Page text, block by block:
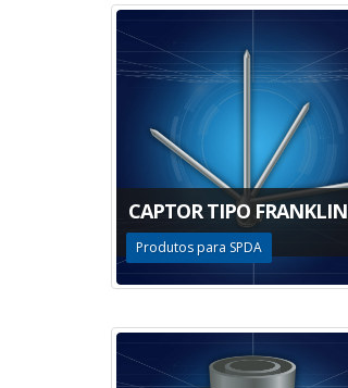
CAPTOR TIPO FRANKLIN
Produtos para SPDA